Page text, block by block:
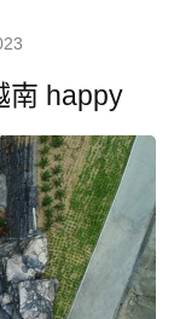
南 happy